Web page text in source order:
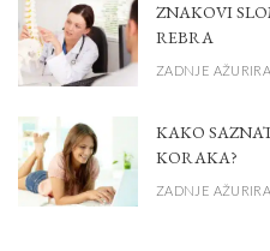
ZNAKOVI
REBRA
ZADNJE
KAKO
KORAKA?
ZADNJE